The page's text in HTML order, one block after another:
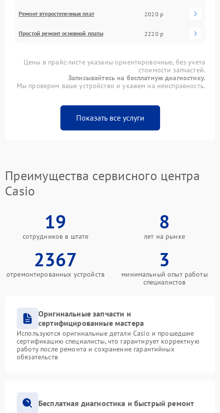
Ремонт второстепенных плат 2020 р
Простой ремонт основной платы 2220 р
Цены в прайс-листе указаны ориентировочные, без учета
стоимости запчастей.
Записывайтесь на бесплатную диагностику.
Мы проверим ваше устройство и укажем на неисправность.
Показать все услуги
Преимущества сервисного центра
Casio
19
сотрудников в штате
8
лет на рынке
2367
отремонтированных устройств
3
минимальный опыт работы
специалистов
Оригинальные запчасти и
сертифицированные мастера
Используются оригинальные детали Casio и прошедшие
сертификацию специалисты, что гарантирует корректную
работу после ремонта и сохранение гарантийных
обязательств
Бесплатная диагностика и быстрый ремонт